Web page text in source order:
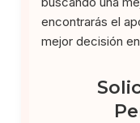
encontrarás el
mejor decisión